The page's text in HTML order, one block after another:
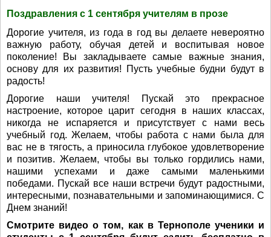
Поздравления с 1 сентября учителям в прозе
Дорогие учителя, из года в год вы делаете невероятно
важную работу, обучая детей и воспитывая новое
поколение! Вы закладываете самые важные знания,
основу для их развития! Пусть учебные будни будут в
радость!
Дорогие наши учителя! Пускай это прекрасное
настроение, которое царит сегодня в наших классах,
никогда не испаряется и присутствует с нами весь
учебный год. Желаем, чтобы работа с нами была для
вас не в тягость, а приносила глубокое удовлетворение
и позитив. Желаем, чтобы вы только гордились нами,
нашими успехами и даже самыми маленькими
победами. Пускай все наши встречи будут радостными,
интересными, познавательными и запоминающимися. С
Днем знаний!
Смотрите видео о том, как в Тернополе ученики и